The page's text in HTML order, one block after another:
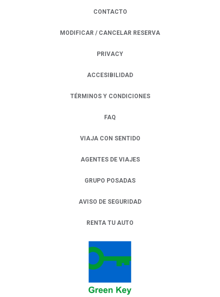
CONTACTO
MODIFICAR / CANCELAR RESERVA
PRIVACY
OPENS IN A NEW TAB.
ACCESIBILIDAD
TÉRMINOS Y CONDICIONES
FAQ
VIAJA CON SENTIDO
AGENTES DE VIAJES
GRUPO POSADAS
AVISO DE SEGURIDAD
RENTA TU AUTO
OPENS IN A NEW TAB.